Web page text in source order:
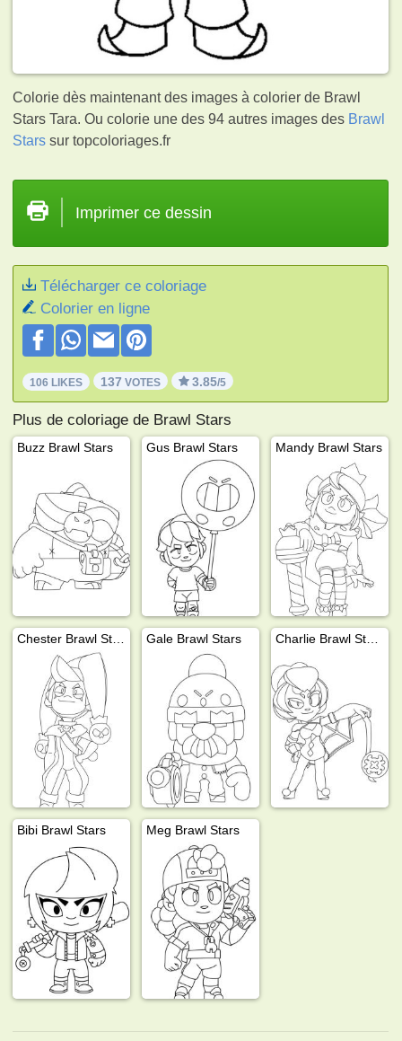
Colorie dès maintenant des images à colorier de Brawl
Stars Tara. Ou colorie une des 94 autres images des Brawl
Stars sur topcoloriages.fr
Imprimer ce dessin
Télécharger ce coloriage
Colorier en ligne
106 LIKES 137 VOTES 3.85/5
Plus de coloriage de Brawl Stars
Buzz Brawl Stars Gus Brawl Stars Mandy Brawl Stars
Gale Brawl Stars
Bibi Brawl Stars Meg Brawl Stars